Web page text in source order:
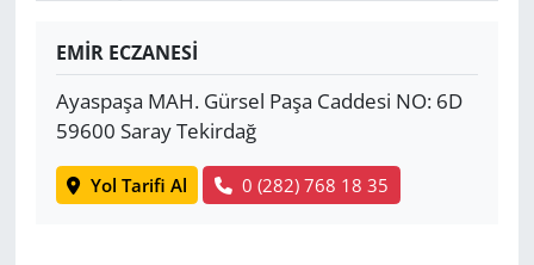
EMİR ECZANESİ
Ayaspaşa MAH. Gürsel Paşa Caddesi NO: 6D
59600 Saray Tekirdağ
Yol Tarifi Al 0 (282) 768 18 35
Yerel